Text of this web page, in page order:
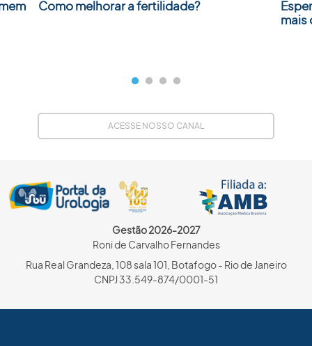
Como melhorar a fertilidade?
mais
ACESSE NOSSO CANAL
Gestão 2026-2027
Roni de Carvalho Fernandes
Rua Real Grandeza, 108 sala 101, Botafogo - Rio de Janeiro
CNPJ 33.549-874/0001-51